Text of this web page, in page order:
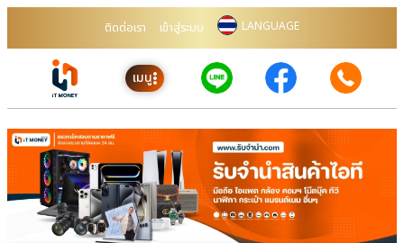
ติดต่อเรา เข้าสู่ระบบ LANGUAGE
เมนู